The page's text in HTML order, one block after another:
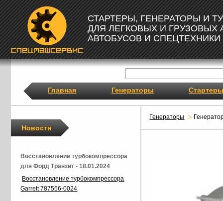
СТАРТЕРЫ, ГЕНЕРАТОРЫ И
ДЛЯ ЛЕГКОВЫХ И ГРУЗОВЫХ
АВТОБУСОВ И СПЕЦТЕХНИКИ
Главная Генераторы Стартеры
Генераторы
Новости
Восстановление турбокомпрессора
для Форд Транзит - 18.01.2024
Восстановление турбокомпрессора
Garrett 787556-0024